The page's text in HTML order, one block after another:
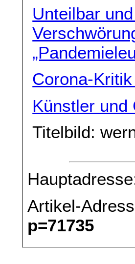
Unteilbar
Corona-
Künstler und
Titelbild:
Artikel-
p=71735